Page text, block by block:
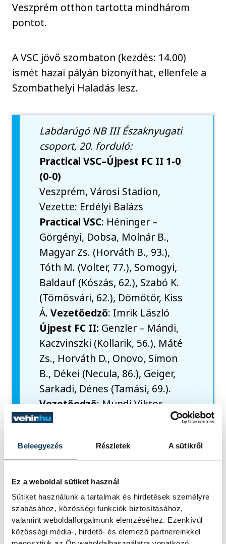
Beleegyezés Részletek A sütikről
Ez a weboldal sütiket használ
Sütiket használunk a tartalmak és hirdetések személyre
szabásához, közösségi funkciók biztosításához,
valamint weboldalforgalmunk elemzéséhez. Ezenkívül
közösségi média-, hirdető- és elemező partnereinkkel
Veszprém otthon tartotta mindhárom
pontot.
A VSC jövő szombaton (kezdés: 14.00)
ismét hazai pályán bizonyíthat, ellenfele a
Szombathelyi Haladás lesz.
Labdarúgó NB III Északnyugati
csoport, 20. forduló:
Practical VSC–Újpest FC II 1-0
(0-0)
Veszprém, Városi Stadion,
Vezette: Erdélyi Balázs
Practical VSC: Héninger –
Görgényi, Dobsa, Molnár B.,
Magyar Zs. (Horváth B., 93.),
Tóth M. (Volter, 77.), Somogyi,
Baldauf (Kószás, 62.), Szabó K.
(Tömösvári, 62.), Dömötör, Kiss
Á.Vezetőedző: Imrik László
Újpest FC II: Genzler – Mándi,
Kaczvinszki (Kollarik, 56.), Máté
Zs., Horváth D., Onovo, Simon
B., Dékei (Necula, 86.), Geiger,
Sarkadi, Dénes (Tamási, 69.).
Vezetőedző: Mundi Viktor
Gólszerző
SZERZŐ
FOTÓS